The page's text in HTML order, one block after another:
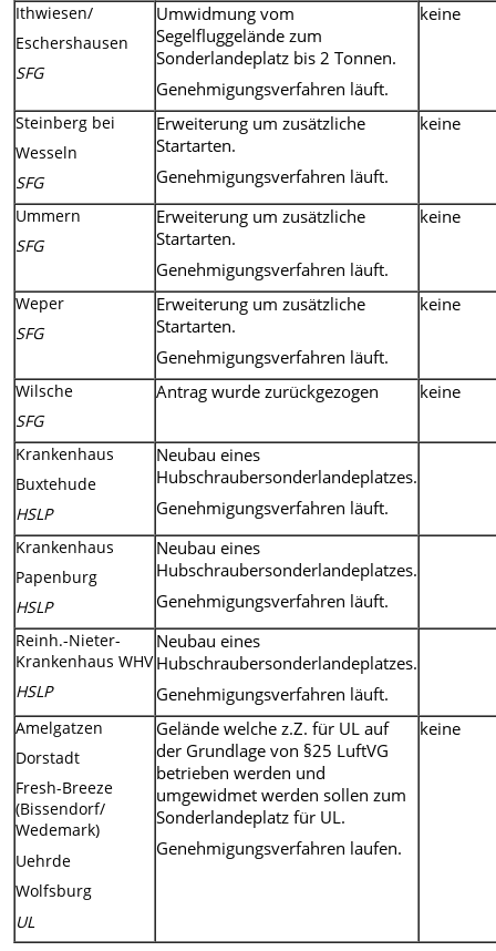
Ithwiesen/
Eschershausen
SFG
Umwidmung vom
Segelfluggelände zum
Sonderlandeplatz bis 2 Tonnen.
Genehmigungsverfahren läuft.
keine
Steinberg bei
Wesseln
SFG
Erweiterung um zusätzliche
Startarten.
Genehmigungsverfahren läuft.
keine
Ummern
SFG
Erweiterung um zusätzliche
Startarten.
Genehmigungsverfahren läuft.
keine
Weper
SFG
Erweiterung um zusätzliche
Startarten.
Genehmigungsverfahren läuft.
keine
Wilsche
SFG
Antrag wurde zurückgezogen keine
Krankenhaus
Buxtehude
HSLP
Neubau eines
Hubschraubersonderlandeplatzes.
Genehmigungsverfahren läuft.
Krankenhaus
Papenburg
HSLP
Neubau eines
Hubschraubersonderlandeplatzes.
Genehmigungsverfahren läuft.
Reinh.-Nieter-
Krankenhaus WHV
HSLP
Neubau eines
Hubschraubersonderlandeplatzes.
Genehmigungsverfahren läuft.
Amelgatzen
Dorstadt
Fresh-Breeze
(Bissendorf/
Wedemark)
Uehrde
Wolfsburg
UL
Gelände welche z.Z. für UL auf
der Grundlage von §25 LuftVG
betrieben werden und
umgewidmet werden sollen zum
Sonderlandeplatz für UL.
Genehmigungsverfahren laufen.
keine